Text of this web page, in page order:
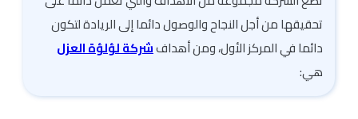
تحقيقها من أجل النجاح والوصول دائما إلى الريادة لتكون
دائما في المركز الأول، ومن أهدافشركة لؤلؤة العزل
هي: